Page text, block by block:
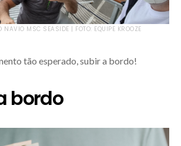
NAVIO MSC SEASIDE | FOTO: EQUIPE KROOZE
tão esperado, subir a bordo!
bordo